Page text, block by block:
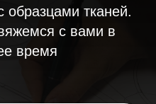
образцами тканей.
с вами в
время